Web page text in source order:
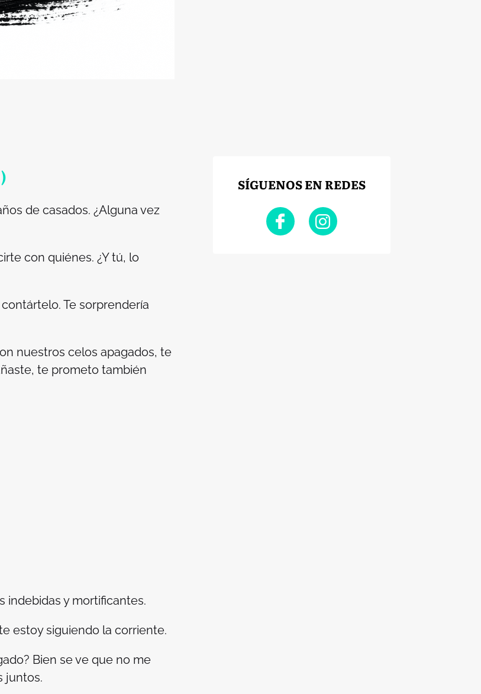
de casados. ¿Alguna vez
con quiénes. ¿Y tú, lo
Te sorprendería
nuestros celos apagados, te
te prometo también
indebidas y mortificantes.
estoy siguiendo la corriente.
Bien se ve que no me
juntos.
SÍGUENOS EN REDES